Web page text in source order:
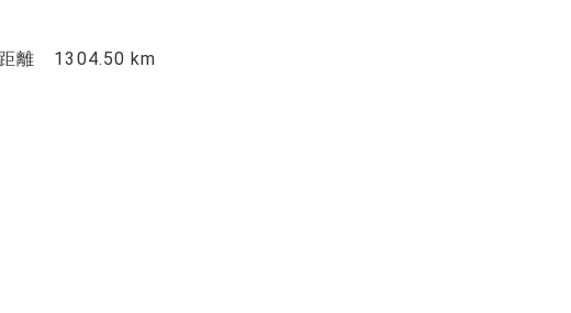
離 1304.50 km